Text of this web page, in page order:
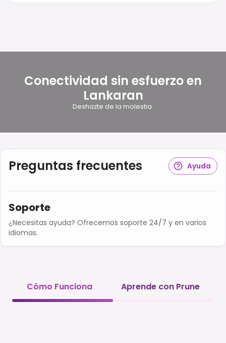
Conectividad sin esfuerzo en
Lankaran
Deshazte de la molestia.
Preguntas frecuentes Ayuda
Soporte
¿Necesitas ayuda? Ofrecemos soporte 24/7 y en varios
idiomas.
Cómo Funciona Aprende con Prune